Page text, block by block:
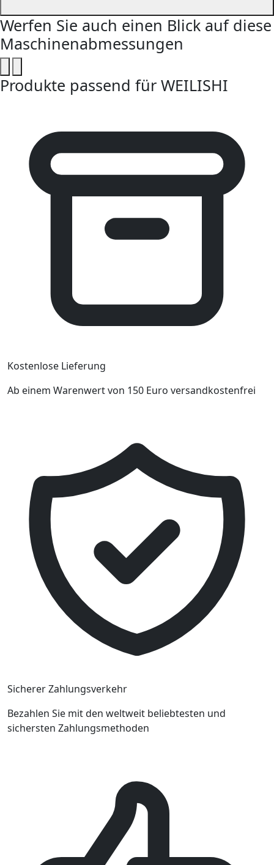
Werfen Sie auch einen Blick auf diese
Maschinenabmessungen
Produkte passend für WEILISHI
Kostenlose Lieferung
Ab einem Warenwert von 150 Euro versandkostenfrei
Sicherer Zahlungsverkehr
Bezahlen Sie mit den weltweit beliebtesten und
sichersten Zahlungsmethoden